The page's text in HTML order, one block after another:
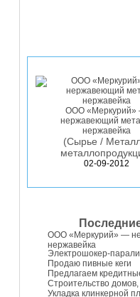
ООО
нержавеющий
нержавейка
(Сырье /
02-09-2012
ООО «Меркурий» —
нержавейка
Электрошокер-
Продаю пивные кеги
Предлагаем
Строительство
Укладка клинкерной